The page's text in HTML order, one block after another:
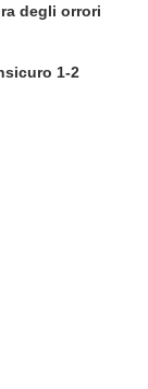
degli orrori
1-2